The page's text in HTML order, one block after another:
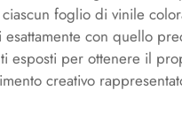
foglio di vinile
con quello
esposti per ottenere il
creativo